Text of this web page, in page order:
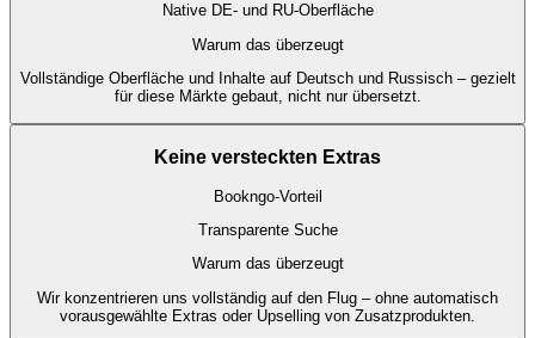
Native DE- und RU-Oberfläche
Warum das überzeugt
Vollständige Oberfläche und Inhalte auf Deutsch und Russisch – gezielt
für diese Märkte gebaut, nicht nur übersetzt.
Keine versteckten Extras
Bookngo-Vorteil
Transparente Suche
Warum das überzeugt
Wir konzentrieren uns vollständig auf den Flug – ohne automatisch
vorausgewählte Extras oder Upselling von Zusatzprodukten.